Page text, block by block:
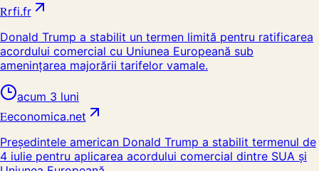
Rrfi.fr
Donald Trump a stabilit un termen limită pentru ratificarea
acordului comercial cu Uniunea Europeană sub
amenințarea majorării tarifelor vamale.
acum 3 luni
Eeconomica.net
Preşedintele american Donald Trump a stabilit termenul de
4 iulie pentru aplicarea acordului comercial dintre SUA şi